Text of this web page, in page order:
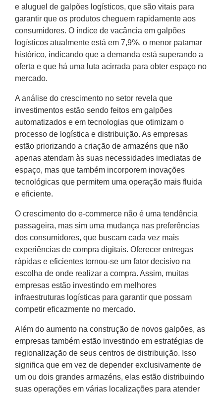
e aluguel de galpões logísticos, que são vitais para
garantir que os produtos cheguem rapidamente aos
consumidores. O índice de vacância em galpões
logísticos atualmente está em 7,9%, o menor patamar
histórico, indicando que a demanda está superando a
oferta e que há uma luta acirrada para obter espaço no
mercado.
A análise do crescimento no setor revela que
investimentos estão sendo feitos em galpões
automatizados e em tecnologias que otimizam o
processo de logística e distribuição. As empresas
estão priorizando a criação de armazéns que não
apenas atendam às suas necessidades imediatas de
espaço, mas que também incorporem inovações
tecnológicas que permitem uma operação mais fluida
e eficiente.
O crescimento do e-commerce não é uma tendência
passageira, mas sim uma mudança nas preferências
dos consumidores, que buscam cada vez mais
experiências de compra digitais. Oferecer entregas
rápidas e eficientes tornou-se um fator decisivo na
escolha de onde realizar a compra. Assim, muitas
empresas estão investindo em melhores
infraestruturas logísticas para garantir que possam
competir eficazmente no mercado.
Além do aumento na construção de novos galpões, as
empresas também estão investindo em estratégias de
regionalização de seus centros de distribuição. Isso
significa que em vez de depender exclusivamente de
um ou dois grandes armazéns, elas estão distribuindo
suas operações em várias localizações para atender